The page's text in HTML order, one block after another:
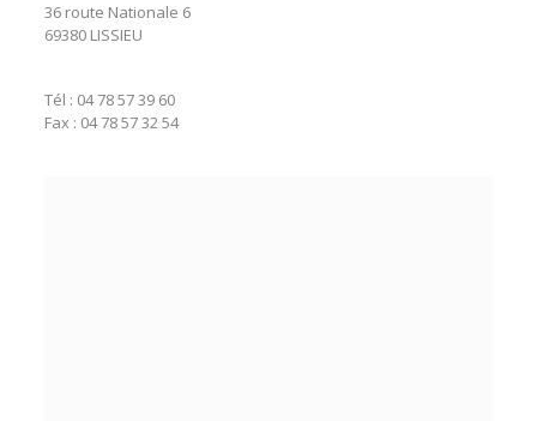
36 route Nationale 6
69380 LISSIEU
Tél : 04 78 57 39 60
Fax : 04 78 57 32 54